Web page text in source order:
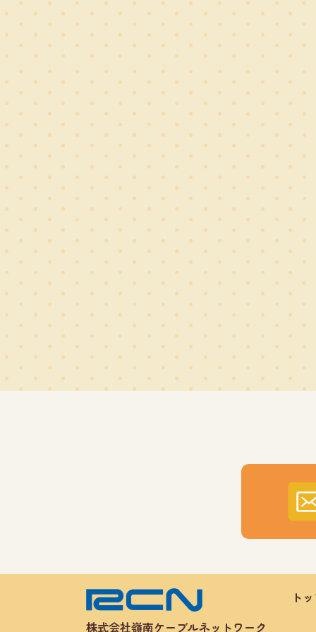
株式会社嶺南ケーブルネットワーク
ト